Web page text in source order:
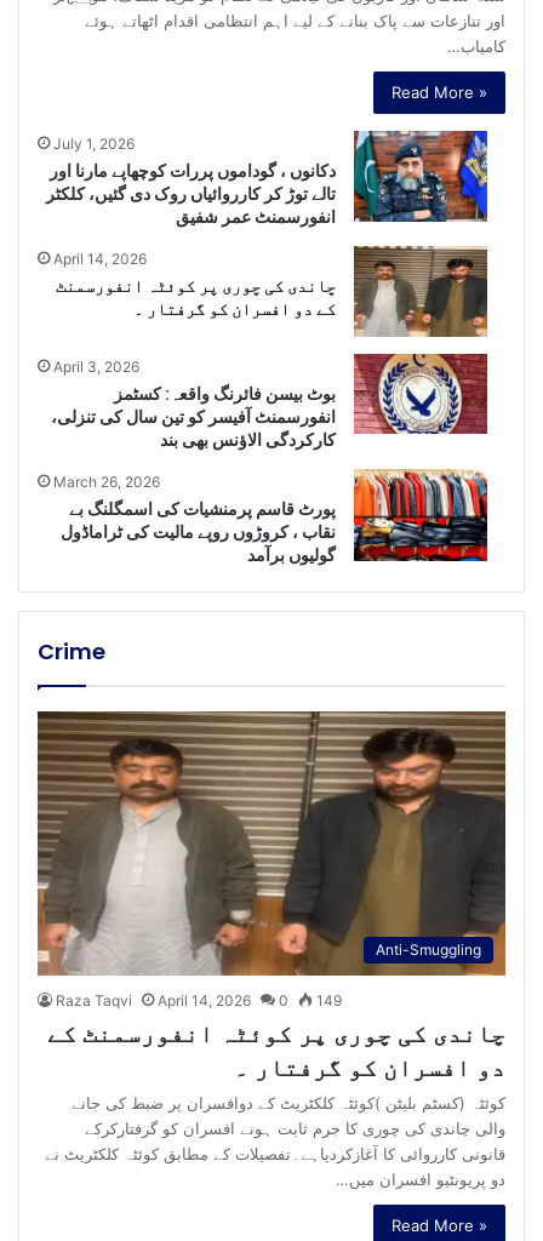
اور تنازعات سے پاک بنانے کے لیے اہم انتظامی اقدام اٹھاتے ہوئے
کامیاب…
Read More »
July 1, 2026
دکانوں ، گوداموں پررات کوچھاپے مارنا اور
تالے توڑ کر کارروائیاں روک دی گئیں، کلکٹر
انفورسمنٹ عمر شفیق
April 14, 2026
چاندی کی چوری پر کوئٹہ انفورسمنٹ
کے دو افسران کو گرفتار ۔
April 3, 2026
بوٹ بیسن فائرنگ واقعہ: کسٹمز
انفورسمنٹ آفیسر کو تین سال کی تنزلی،
کارکردگی الاﺅنس بھی بند
March 26, 2026
پورٹ قاسم پرمنشیات کی اسمگلنگ بے
نقاب ، کروڑوں روپے مالیت کی ٹراماڈول
گولیوں برآمد
Crime
Anti-Smuggling
Raza Taqvi April 14, 2026 0 149
چاندی کی چوری پر کوئٹہ انفورسمنٹ کے
دو افسران کو گرفتار ۔
کوئٹہ (کسٹم بلیٹن )کوئٹہ کلکٹریٹ کے دوافسران پر ضبط کی جانے
والی چاندی کی چوری کا جرم ثابت ہونے افسران کو گرفتارکرکے
قانونی کارروائی کا آغازکردیاہے۔تفصیلات کے مطابق کوئٹہ کلکٹریٹ نے
دو پریونٹیو افسران میں…
Read More »